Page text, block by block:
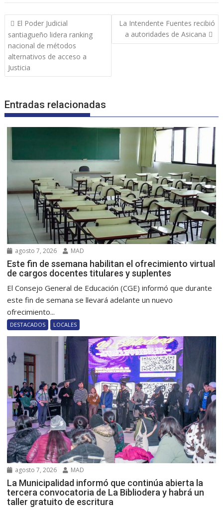
Navegación
de
entradas
El Poder Judicial
santiagueño lidera ranking
nacional de métodos
alternativos de acceso a
Justicia
La Intendente Fuentes recibió
a autoridades de Asicana
Entradas relacionadas
agosto 7, 2026 MAD
Este fin de ssemana habilitan el ofrecimiento virtual
de cargos docentes titulares y suplentes
El Consejo General de Educación (CGE) informó que durante
este fin de semana se llevará adelante un nuevo
ofrecimiento...
DESTACADOS LOCALES
agosto 7, 2026 MAD
La Municipalidad informó que continúa abierta la
tercera convocatoria de La Bibliodera y habrá un
taller gratuito de escritura